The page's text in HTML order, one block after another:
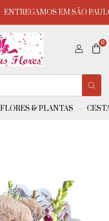
ENTREGAMOS EM SÃO
0
FLORES & PLANTAS